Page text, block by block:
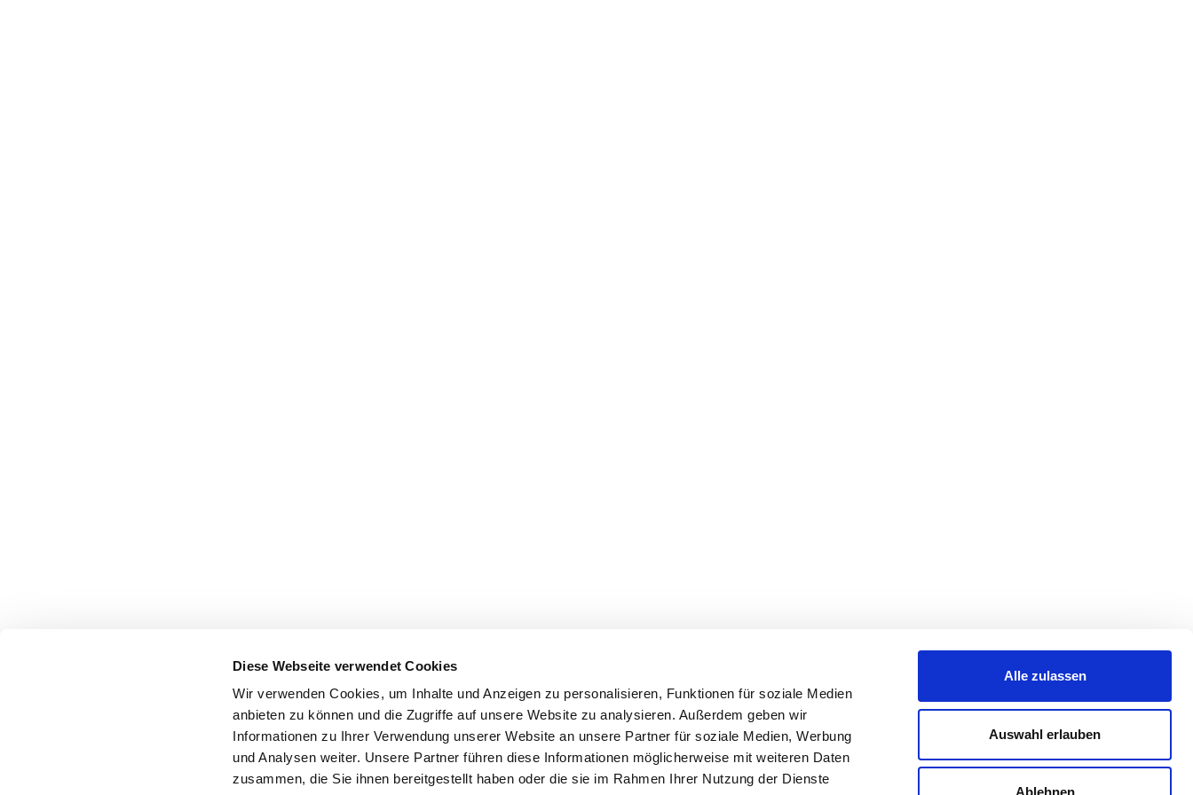
Diese Webseite verwendet Cookies
Wir verwenden Cookies, um Inhalte und Anzeigen zu personalisieren, Funktionen für soziale Medien
anbieten zu können und die Zugriffe auf unsere Website zu analysieren. Außerdem geben wir
Informationen zu Ihrer Verwendung unserer Website an unsere Partner für soziale Medien, Werbung
und Analysen weiter. Unsere Partner führen diese Informationen möglicherweise mit weiteren Daten
zusammen, die Sie ihnen bereitgestellt haben oder die sie im Rahmen Ihrer Nutzung der Dienste
Alle zulassen
Auswahl erlauben
Ablehnen